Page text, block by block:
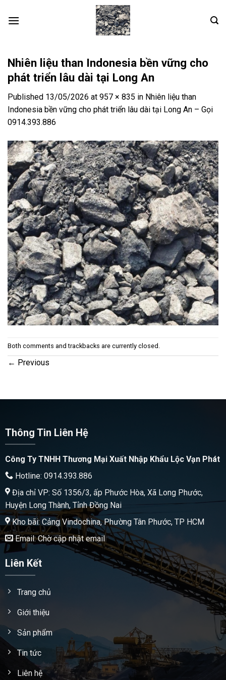
Nhiên liệu than Indonesia bền vững cho
phát triển lâu dài tại Long An
Published 13/05/2026 at 957 × 835 in Nhiên liệu than
Indonesia bền vững cho phát triển lâu dài tại Long An – Gọi
0914.393.886
Both comments and trackbacks are currently closed.
← Previous
Thông Tin Liên Hệ
Công Ty TNHH Thương Mại Xuất Nhập Khẩu Lộc Vạn Phát
Hotline: 0914.393.886
Địa chỉ VP: Số 1356/3, ấp Phước Hòa, Xã Long Phước,
Huyện Long Thành, Tỉnh Đồng Nai
Kho bãi: Cảng Vindochina, Phường Tân Phước, TP HCM
Email: Chờ cập nhật email
Liên Kết
Trang chủ
Giới thiệu
Sản phẩm
Tin tức
Liên hệ